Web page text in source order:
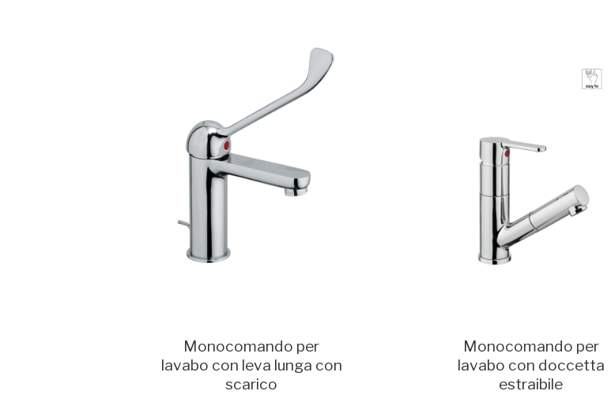
Monocomando per
lavabo con leva lunga con
scarico
Monocomando per
lavabo con doccetta
estraibile